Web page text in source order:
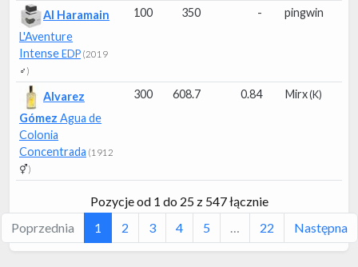
Al Haramain
L'Aventure
Intense EDP (2019
♂)
100 350 - pingwin
Alvarez
Gómez Agua de
Colonia
Concentrada (1912
⚥)
300 608.7 0.84 Mirx(K)
Pozycje od 1 do 25 z 547 łącznie
Poprzednia
1 2 3 4 5 22 Następna